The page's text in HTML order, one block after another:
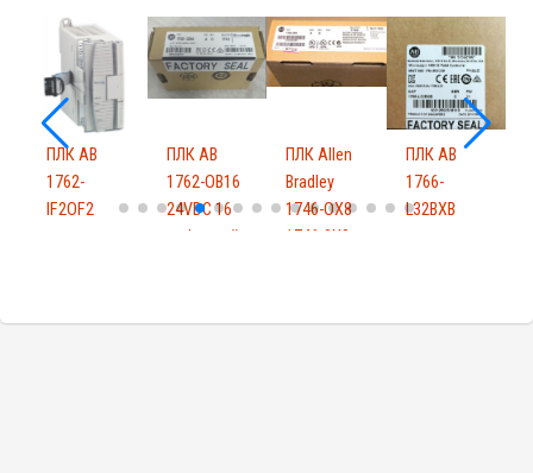
ПЛК AB
1762-
IF2OF2
ПЛК AB
1762-OB16
24VDC 16
ПЛК Allen
Bradley
1746-OX8
ПЛК AB
1766-
L32BXB